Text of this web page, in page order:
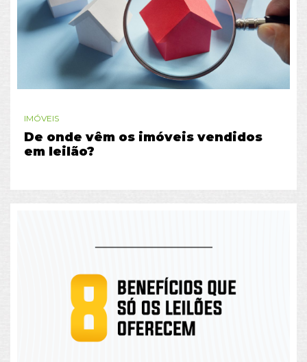
IMÓVEIS
De onde vêm os imóveis vendidos
em leilão?